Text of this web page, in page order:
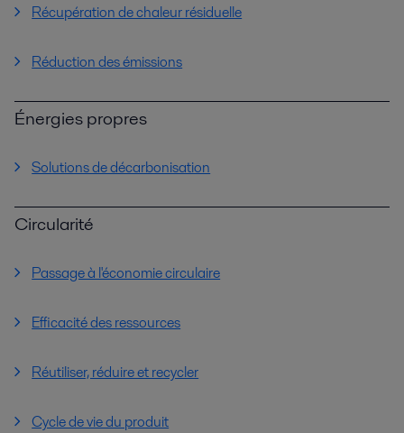
Récupération de chaleur résiduelle
Réduction des émissions
Énergies propres
Solutions de décarbonisation
Circularité
Passage à l'économie circulaire
Efficacité des ressources
Réutiliser, réduire et recycler
Cycle de vie du produit